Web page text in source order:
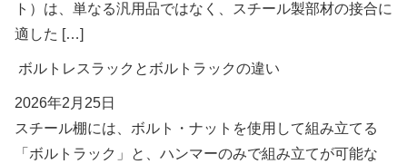
ト）は、単なる汎用品ではなく、スチール製部材の接合に
適した […]
ボルトレスラックとボルトラックの違い
2026年2月25日
スチール棚には、ボルト・ナットを使用して組み立てる
「ボルトラック」と、ハンマーのみで組み立てが可能な